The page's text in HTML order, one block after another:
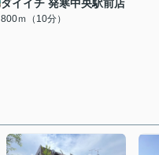
ダイイチ 発寒中央駅前店
800ｍ（10分）